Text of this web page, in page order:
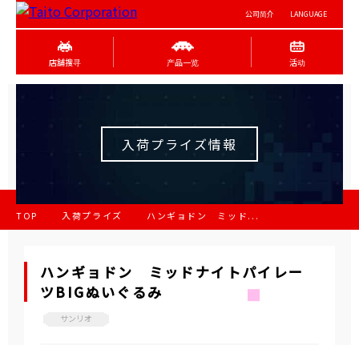
公司简介 LANGUAGE
店舖搜寻 产品一览 活动
入荷プライズ情報
TOP 入荷プライズ ハンギョドン ミッド...
ハンギョドン ミッドナイトパイレー
ツBIGぬいぐるみ
サンリオ